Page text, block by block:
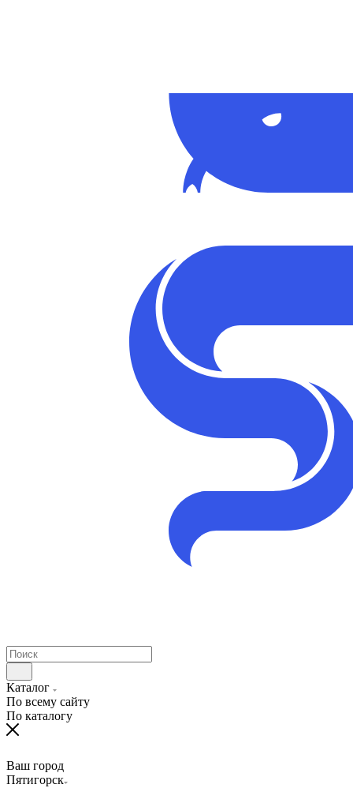
Каталог
По всему сайту
По каталогу
Ваш город
Пятигорск